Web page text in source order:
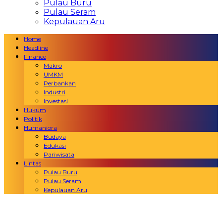
Pulau Buru
Pulau Seram
Kepulauan Aru
Home
Headline
Finance
Makro
UMKM
Perbankan
Industri
Investasi
Hukum
Politik
Humaniora
Budaya
Edukasi
Pariwisata
Lintas
Pulau Buru
Pulau Seram
Kepulauan Aru